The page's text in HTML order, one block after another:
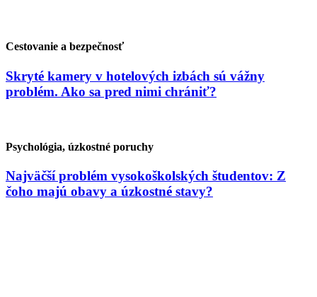
Cestovanie a bezpečnosť
Skryté kamery v hotelových izbách sú vážny
problém. Ako sa pred nimi chrániť?
Psychológia, úzkostné poruchy
Najväčší problém vysokoškolských študentov: Z
čoho majú obavy a úzkostné stavy?